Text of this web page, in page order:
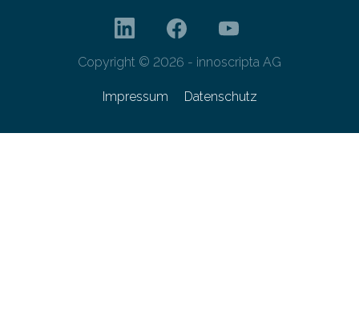
Copyright © 2026 - innoscripta AG
Impressum Datenschutz